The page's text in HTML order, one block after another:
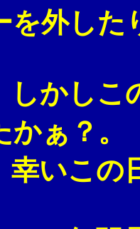
を外した
この日
かぁ？。
の日の